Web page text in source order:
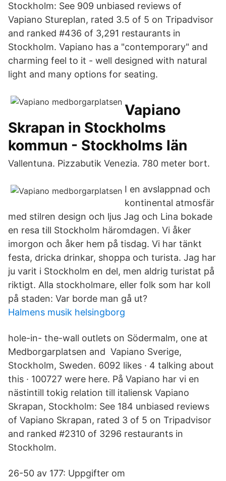
Stockholm: See 909 unbiased reviews of
Vapiano Stureplan, rated 3.5 of 5 on Tripadvisor
and ranked #436 of 3,291 restaurants in
Stockholm. Vapiano has a "contemporary" and
charming feel to it - well designed with natural
light and many options for seating.
Vapiano
Skrapan in Stockholms
kommun - Stockholms län
Vallentuna. Pizzabutik Venezia. 780 meter bort.
I en avslappnad och
kontinental atmosfär
med stilren design och ljus Jag och Lina bokade
en resa till Stockholm häromdagen. Vi åker
imorgon och åker hem på tisdag. Vi har tänkt
festa, dricka drinkar, shoppa och turista. Jag har
ju varit i Stockholm en del, men aldrig turistat på
riktigt. Alla stockholmare, eller folk som har koll
på staden: Var borde man gå ut?
Halmens musik helsingborg
hole-in- the-wall outlets on Södermalm, one at
Medborgarplatsen and Vapiano Sverige,
Stockholm, Sweden. 6092 likes · 4 talking about
this · 100727 were here. På Vapiano har vi en
nästintill tokig relation till italiensk Vapiano
Skrapan, Stockholm: See 184 unbiased reviews
of Vapiano Skrapan, rated 3 of 5 on Tripadvisor
and ranked #2310 of 3296 restaurants in
Stockholm.
26-50 av 177: Uppgifter om